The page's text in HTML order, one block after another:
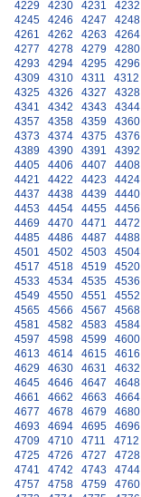
4229 4230 4231 4232
4245
4246 4247 4248
4261
4262 4263 4264
4277
4278 4279 4280
4293
4294 4295 4296
4309
4310 4311 4312
4325
4326 4327 4328
4341
4342 4343 4344
4357
4358 4359 4360
4373
4374 4375 4376
4389
4390 4391 4392
4405
4406 4407 4408
4421
4422 4423 4424
4437
4438 4439 4440
4453
4454 4455 4456
4469
4470 4471 4472
4485
4486 4487 4488
4501
4502 4503 4504
4517
4518 4519 4520
4533
4534 4535 4536
4549
4550 4551 4552
4565
4566 4567 4568
4581
4582 4583 4584
4597
4598 4599 4600
4613
4614 4615 4616
4629
4630 4631 4632
4645
4646 4647 4648
4661
4662 4663 4664
4677
4678 4679 4680
4693
4694 4695 4696
4709
4710 4711 4712
4725
4726 4727 4728
4741
4742 4743 4744
4757
4758 4759 4760